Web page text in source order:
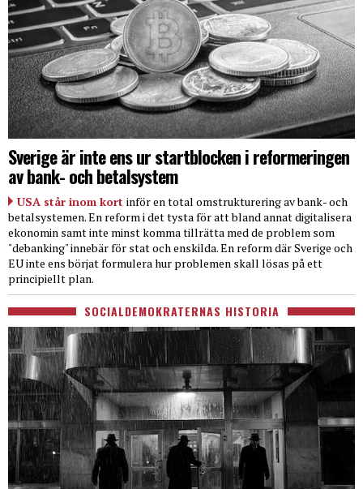
Sverige är inte ens ur startblocken i reformeringen
av bank- och betalsystem
USA står inom kort inför en total omstrukturering av bank- och
betalsystemen. En reform i det tysta för att bland annat digitalisera
ekonomin samt inte minst komma tillrätta med de problem som
"debanking" innebär för stat och enskilda. En reform där Sverige och
EU inte ens börjat formulera hur problemen skall lösas på ett
principiellt plan.
SOCIALDEMOKRATERNAS HISTORIA